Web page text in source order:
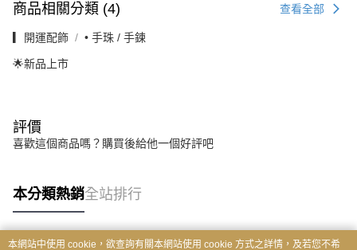
商品相關分類 (4) 查看全部
▎開運配飾 • 手珠 / 手鍊
🌟新品上市
評價
喜歡這個商品嗎？購買後給他一個好評吧
本分類熱銷全站排行
本網站中使用 cookie，欲查詢有關本網站使用 cookie 方式之詳情，及若您不希